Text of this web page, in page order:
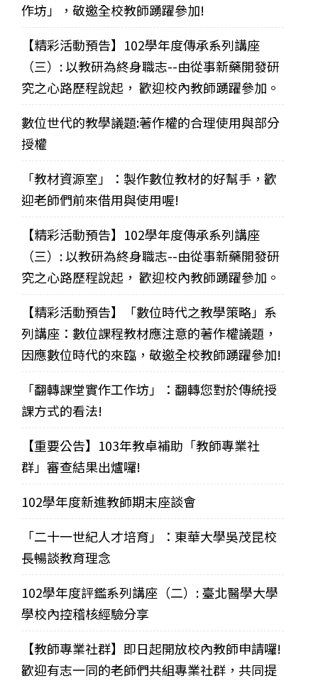
作坊」，敬邀全校教師踴躍參加!
【精彩活動預告】102學年度傳承系列講座
（三）: 以教研為終身職志--由從事新藥開發研
究之心路歷程說起， 歡迎校內教師踴躍參加。
數位世代的教學議題:著作權的合理使用與部分
授權
「教材資源室」：製作數位教材的好幫手，歡
迎老師們前來借用與使用喔!
【精彩活動預告】102學年度傳承系列講座
（三）: 以教研為終身職志--由從事新藥開發研
究之心路歷程說起， 歡迎校內教師踴躍參加。
【精彩活動預告】「數位時代之教學策略」系
列講座：數位課程教材應注意的著作權議題，
因應數位時代的來臨，敬邀全校教師踴躍參加!
「翻轉課堂實作工作坊」：翻轉您對於傳統授
課方式的看法!
【重要公告】103年教卓補助「教師專業社
群」審查結果出爐囉!
102學年度新進教師期末座談會
「二十一世紀人才培育」：東華大學吳茂昆校
長暢談教育理念
102學年度評鑑系列講座（二）: 臺北醫學大學
學校內控稽核經驗分享
【教師專業社群】即日起開放校內教師申請囉!
歡迎有志一同的老師們共組專業社群，共同提